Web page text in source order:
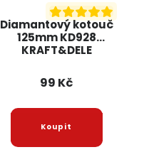
Diamantový kotouč
125mm KD928
KRAFT&DELE
99 Kč